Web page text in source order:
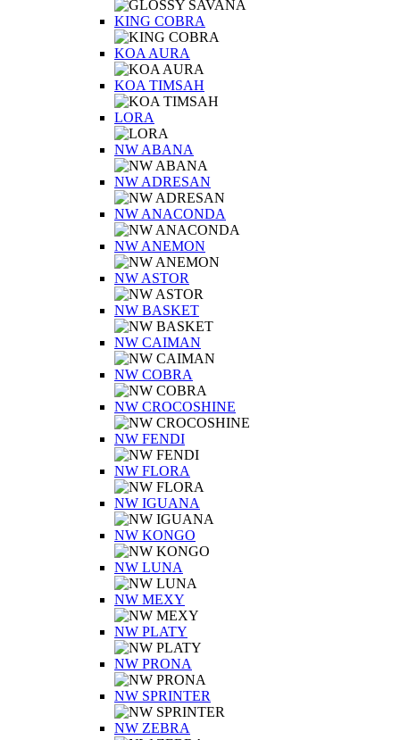
KING COBRA
KOA AURA
KOA TIMSAH
LORA
NW ABANA
NW ADRESAN
NW ANACONDA
NW ANEMON
NW ASTOR
NW BASKET
NW CAIMAN
NW COBRA
NW CROCOSHINE
NW FENDI
NW FLORA
NW IGUANA
NW KONGO
NW LUNA
NW MEXY
NW PLATY
NW PRONA
NW SPRINTER
NW ZEBRA